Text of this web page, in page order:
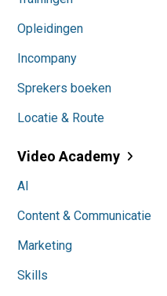
Opleidingen
Incompany
Sprekers boeken
Locatie & Route
Video Academy
AI
Content & Communicatie
Marketing
Skills